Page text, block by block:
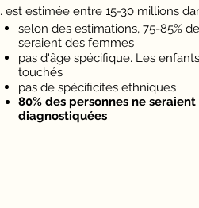
estimée entre 15-30 millions
selon des estimations, 75-85%
seraient des femmes
pas d'âge spécifique. Les
touchés
pas de spécificités ethniques
80% des personnes ne seraient
diagnostiquées